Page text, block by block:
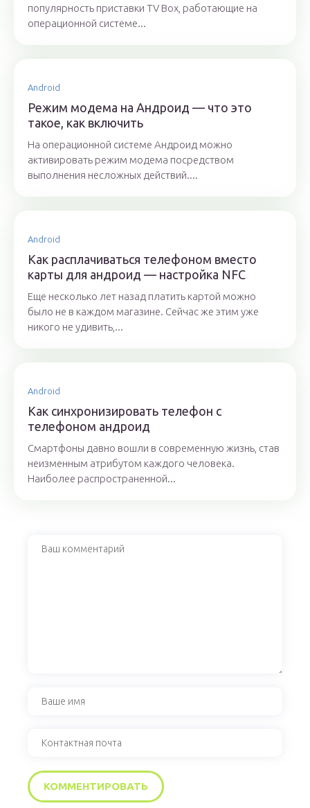
популярность приставки TV Box, работающие на
операционной системе...
Android
Режим модема на Андроид — что это
такое, как включить
На операционной системе Андроид можно
активировать режим модема посредством
выполнения несложных действий....
Android
Как расплачиваться телефоном вместо
карты для андроид — настройка NFC
Еще несколько лет назад платить картой можно
было не в каждом магазине. Сейчас же этим уже
никого не удивить,...
Android
Как синхронизировать телефон с
телефоном андроид
Смартфоны давно вошли в современную жизнь, став
неизменным атрибутом каждого человека.
Наиболее распространенной...